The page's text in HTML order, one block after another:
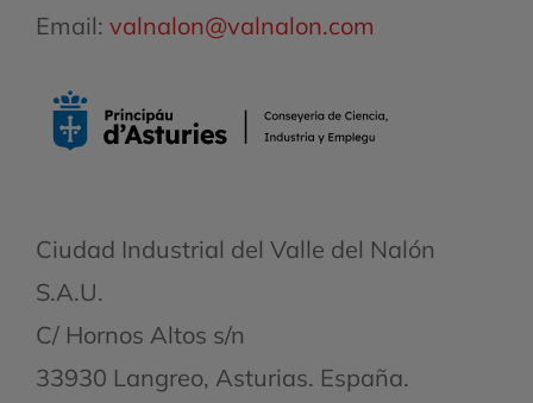
Email: valnalon@valnalon.com
Ciudad Industrial del Valle del Nalón
S.A.U.
C/ Hornos Altos s/n
33930 Langreo, Asturias. España.